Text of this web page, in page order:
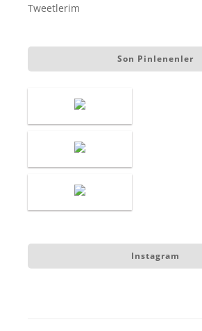
Tweetlerim
Son Pinlenenler
Instagram